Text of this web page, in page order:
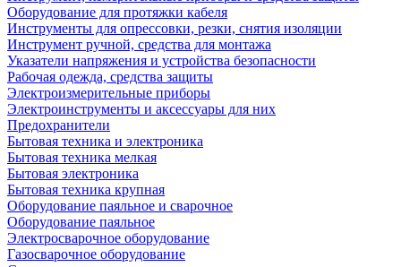
Оборудование для протяжки кабеля
Инструменты для опрессовки, резки, снятия изоляции
Инструмент ручной, средства для монтажа
Указатели напряжения и устройства безопасности
Рабочая одежда, средства защиты
Электроизмерительные приборы
Электроинструменты и аксессуары для них
Предохранители
Бытовая техника и электроника
Бытовая техника мелкая
Бытовая электроника
Бытовая техника крупная
Оборудование паяльное и сварочное
Оборудование паяльное
Электросварочное оборудование
Газосварочное оборудование